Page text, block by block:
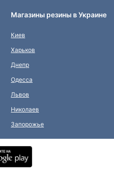
Магазины резины в Украине
Киев
Харьков
Днепр
Одесса
Львов
Николаев
Запорожье